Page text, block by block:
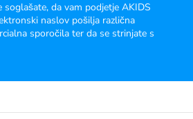
soglašate, da vam podjetje AKIDS
naslov pošilja različna
sporočila ter da se strinjate s